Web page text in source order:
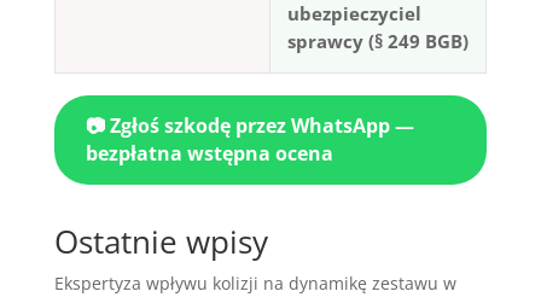
ubezpieczyciel
sprawcy (§ 249 BGB)
📷 Zgłoś szkodę przez WhatsApp —
bezpłatna wstępna ocena
Ostatnie wpisy
Ekspertyza wpływu kolizji na dynamikę zestawu w